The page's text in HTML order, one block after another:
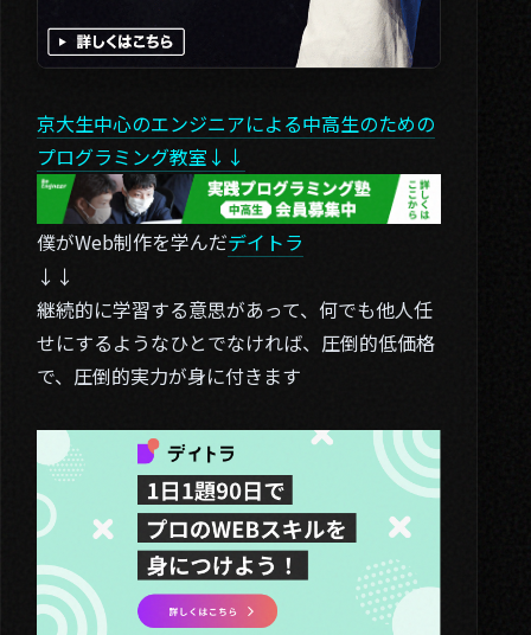
京大生中心のエンジニアによる中高生のための
プログラミング教室↓↓
僕がWeb制作を学んだデイトラ
↓↓
継続的に学習する意思があって、何でも他人任
せにするようなひとでなければ、圧倒的低価格
で、圧倒的実力が身に付きます